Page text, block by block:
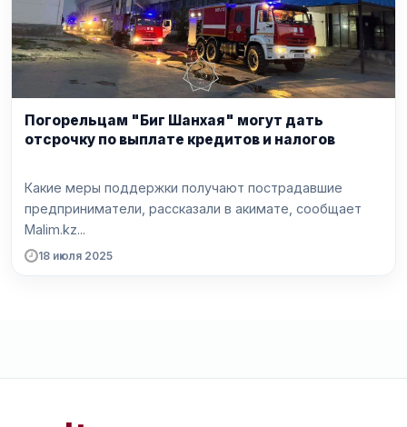
Погорельцам "Биг Шанхая" могут дать
отсрочку по выплате кредитов и налогов
Какие меры поддержки получают пострадавшие
предприниматели, рассказали в акимате, сообщает
Malim.kz...
18 июля 2025